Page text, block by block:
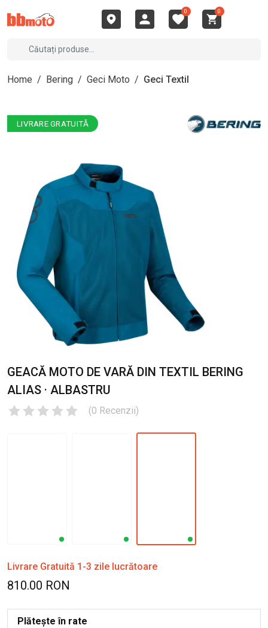
0 0
Home / Bering / Geci Moto / Geci Textil
LIVRARE GRATUITĂ
GEACĂ MOTO DE VARĂ DIN TEXTIL BERING
ALIAS · ALBASTRU
(0 Recenzii)
Livrare Gratuită 1-3 zile lucrătoare
810.00 RON
Plătește în rate